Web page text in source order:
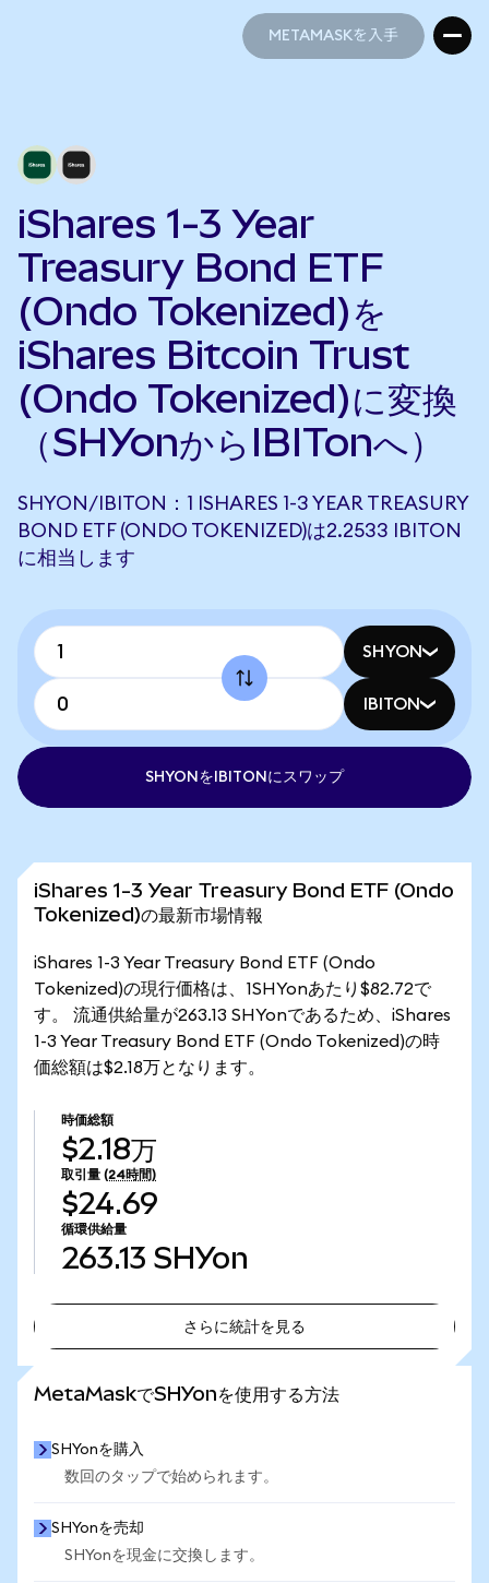
METAMASKを入手
iShares 1-3 Year
Treasury Bond ETF
(Ondo Tokenized)を
iShares Bitcoin Trust
(Ondo Tokenized)に変換
（SHYonからIBITonへ）
SHYON/IBITON：1 ISHARES 1-3 YEAR TREASURY
BOND ETF (ONDO TOKENIZED)は2.2533 IBITON
に相当します
SHYON
IBITON
SHYONをIBITONにスワップ
iShares 1-3 Year Treasury Bond ETF (Ondo
Tokenized)の最新市場情報
iShares 1-3 Year Treasury Bond ETF (Ondo
Tokenized)の現行価格は、1SHYonあたり$82.72で
す。 流通供給量が263.13 SHYonであるため、iShares
1-3 Year Treasury Bond ETF (Ondo Tokenized)の時
価総額は$2.18万となります。
時価総額
$2.18万
取引量 (24時間)
$24.69
循環供給量
263.13 SHYon
さらに統計を見る
MetaMaskでSHYonを使用する方法
SHYonを購入
数回のタップで始められます。
SHYonを売却
SHYonを現金に交換します。